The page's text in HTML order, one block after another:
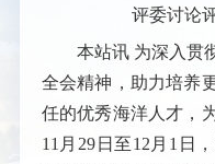
评委讨论
本站讯 为深入贯
全会精神，助力培养
任的优秀海洋人才，
11月29日至12月1日